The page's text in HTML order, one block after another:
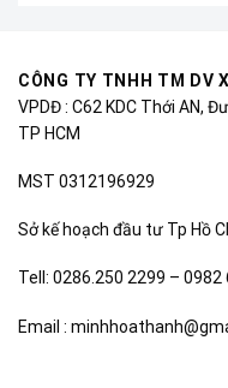
CÔNG TY TNHH TM DV
VPDĐ : C62 KDC Thới AN,
TP HCM
MST 0312196929
Sở kế hoạch đầu tư Tp Hồ
Tell: 0286.250 2299 – 0982
Email :